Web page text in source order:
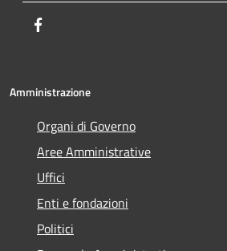
Amministrazione
Organi di Governo
Aree Amministrative
Uffici
Enti e fondazioni
Politici